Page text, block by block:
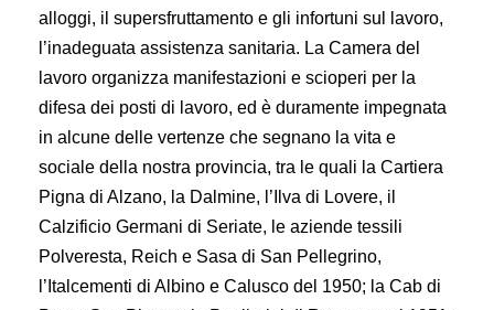
alloggi, il supersfruttamento e gli infortuni sul lavoro,
l’inadeguata assistenza sanitaria. La Camera del
lavoro organizza manifestazioni e scioperi per la
difesa dei posti di lavoro, ed è duramente impegnata
in alcune delle vertenze che segnano la vita e
sociale della nostra provincia, tra le quali la Cartiera
Pigna di Alzano, la Dalmine, l’Ilva di Lovere, il
Calzificio Germani di Seriate, le aziende tessili
Polveresta, Reich e Sasa di San Pellegrino,
l’Italcementi di Albino e Calusco del 1950; la Cab di